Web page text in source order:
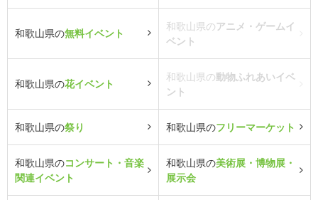
和歌山県の無料イベント
和歌山県のアニメ・ゲームイ
ベント
和歌山県の花イベント
和歌山県の動物ふれあいイベ
ント
和歌山県の祭り 和歌山県のフリーマーケット
和歌山県のコンサート・音楽
関連イベント
和歌山県の美術展・博物展・
展示会